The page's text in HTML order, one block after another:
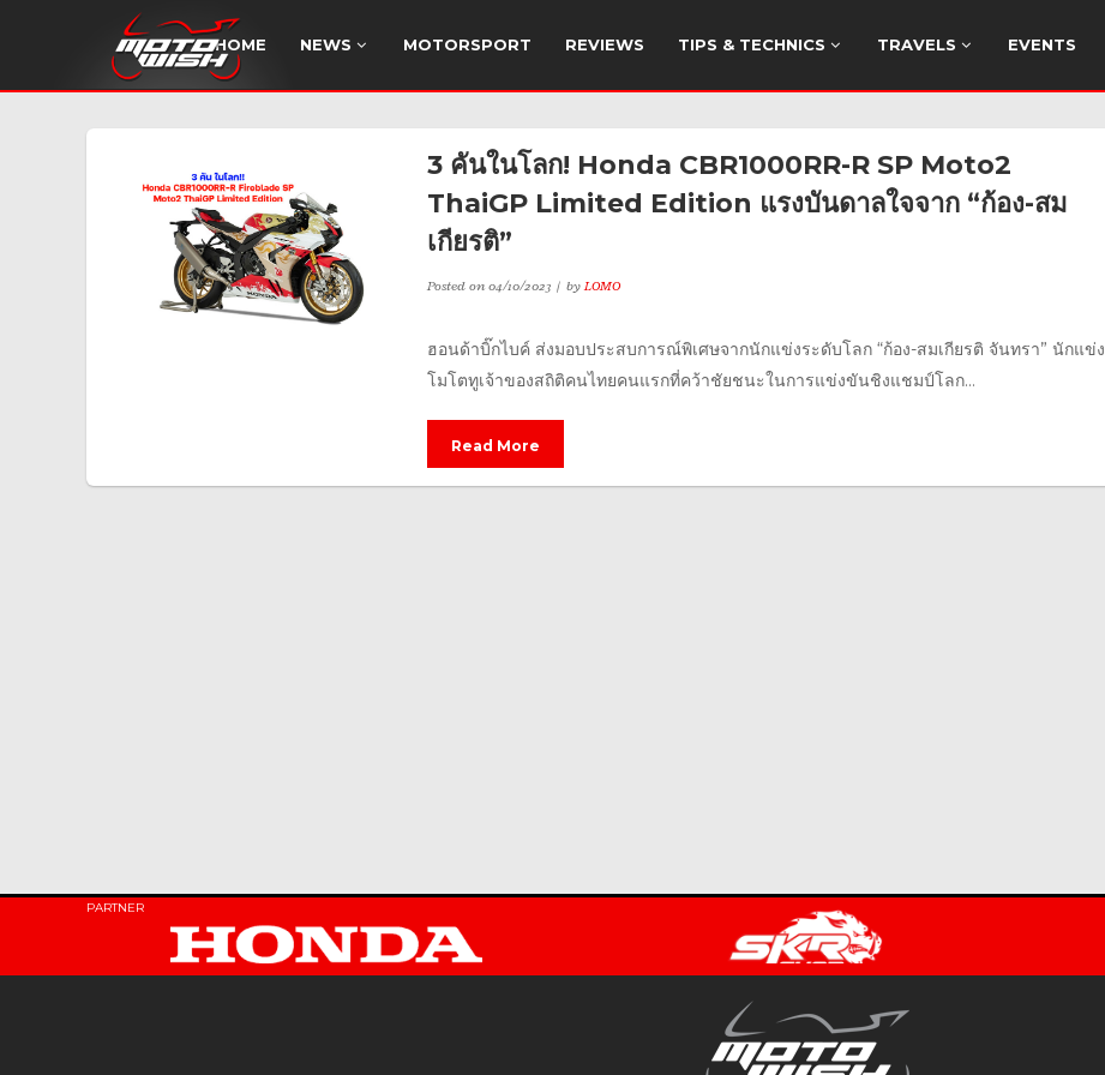
HOME NEWS MOTORSPORT REVIEWS TIPS & TECHNICS TRAVELS EVENTS
3 คันในโลก! Honda CBR1000RR-R SP Moto2
ThaiGP Limited Edition แรงบันดาลใจจาก “ก้อง-สม
เกียรติ”
Posted on04/10/2023 byLOMO
ฮอนด้าบิ๊กไบค์ ส่งมอบประสบการณ์พิเศษจากนักแข่งระดับโลก “ก้อง-สมเกียรติ จันทรา” นักแข่ง
โมโตทูเจ้าของสถิติคนไทยคนแรกที่คว้าชัยชนะในการแข่งขันชิงแชมป์โลก...
Read More
PARTNER